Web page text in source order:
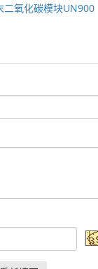
二氧化碳模块UN900